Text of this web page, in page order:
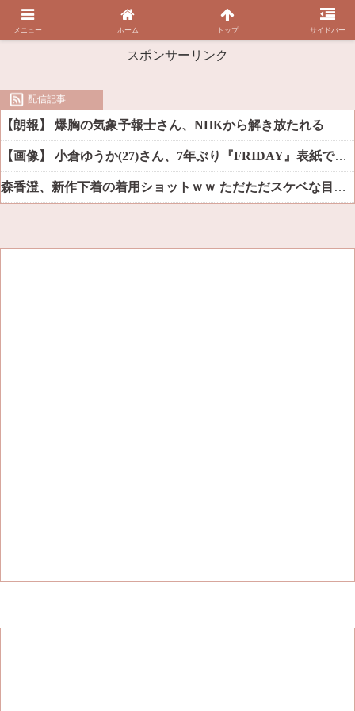
スポンサーリンク
配信記事
【朗報】 爆胸の気象予報士さん、NHKから解き放たれる
【画像】 小倉ゆうか(27)さん、7年ぶり『FRIDAY』表紙で神ボディ大解放
森香澄、新作下着の着用ショットｗｗ ただただスケベな目でしか見れんだろ！！
メニュー ホーム トップ サイドバー